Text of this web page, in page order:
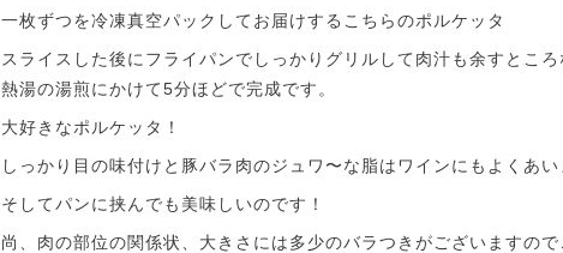
一枚ずつを冷凍真空パックしてお届けするこちらのポルケッタ
スライスした後にフライパンでしっかりグリルして肉汁も余すとこ
熱湯の湯煎にかけて5分ほどで完成です。
大好きなポルケッタ！
しっかり目の味付けと豚バラ肉のジュワ〜な脂はワインにもよくあい
そしてパンに挟んでも美味しいのです！
尚、肉の部位の関係状、大きさには多少のバラつきがございますので